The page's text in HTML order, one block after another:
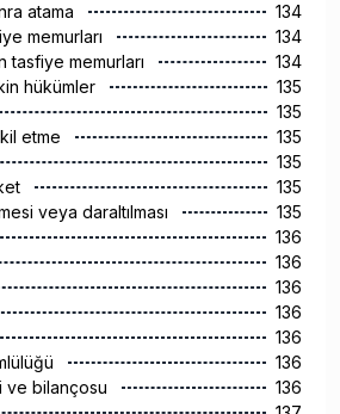
atama
134
memurları
134
tasfiye memurları
134
hükümler
135
135
etme
135
135
135
veya daraltılması
135
136
136
136
136
136
136
ve bilançosu
136